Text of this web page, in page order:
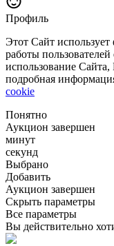
Профиль
Этот Сайт
работы
использование
подробная
cookie
Понятно
Аукцион завершен
минут
секунд
Выбрано
Добавить
Аукцион завершен
Скрыть параметры
Все параметры
Вы действительно